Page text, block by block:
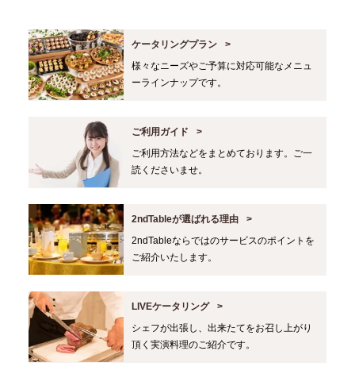
ケータリングプラン
様々なニーズやご予算に対応可能なメニュ
ーラインナップです。
ご利用ガイド
ご利用方法などをまとめております。ご一
読くださいませ。
2ndTableが選ばれる理由
2ndTableならではのサービスのポイントを
ご紹介いたします。
LIVEケータリング
シェフが出張し、出来たてをお召し上がり
頂く実演料理のご紹介です。